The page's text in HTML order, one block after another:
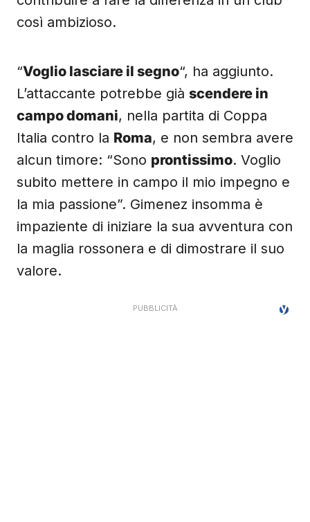
così ambizioso.
“Voglio lasciare il segno“, ha aggiunto.
L’attaccante potrebbe già scendere in
campo domani, nella partita di Coppa
Italia contro la Roma, e non sembra avere
alcun timore: “Sono prontissimo. Voglio
subito mettere in campo il mio impegno e
la mia passione”. Gimenez insomma è
impaziente di iniziare la sua avventura con
la maglia rossonera e di dimostrare il suo
valore.